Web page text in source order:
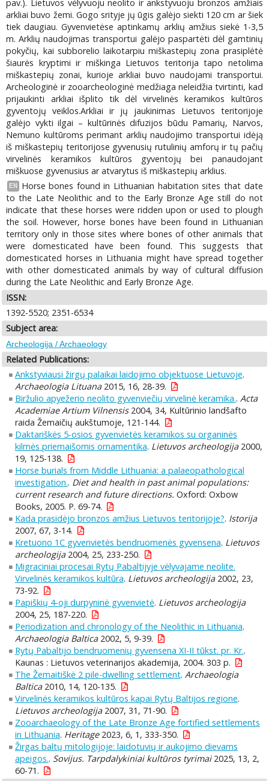
pav.). Lietuvos vėlyvuoju neolito ir ankstyvuoju bronzos amžiais
arkliai buvo žemi. Gogo srityje jų ūgis galėjo siekti 120 cm ar šiek
tiek daugiau. Gyvenvietėse aptinkamų arklių amžius siekė 1-3,5
m. Arklių naudojimas transportui galėjo paspartėti dėl gamtinių
pokyčių, kai subborelio laikotarpiu miškastepių zona prasiplėtė
šiaurės kryptimi ir miškinga Lietuvos teritorija tapo netolima
miškastepių zonai, kurioje arkliai buvo naudojami transportui.
Archeologinė ir zooarcheologinė medžiaga neleidžia tvirtinti, kad
prijaukinti arkliai išplito tik dėl virvelinės keramikos kultūros
gyventojų veiklos.Arkliai ir jų jaukinimas Lietuvos teritorijoje
galėjo vykti ilgai – kultūrinės difuzijos būdu Pamarių, Narvos,
Nemuno kultūroms perimant arklių naudojimo transportui idėją
iš miškastepių teritorijose gyvenusių rutulinių amforų ir tų pačių
virvelinės keramikos kultūros gyventojų bei panaudojant
miškuose gyvenusius ar atvarytus iš miškastepių arklius.
EN
Horse bones found in Lithuanian habitation sites that date
to the Late Neolithic and to the Early Bronze Age still do not
indicate that these horses were ridden upon or used to plough
the soil. However, horse bones have been found in Lithuanian
territory only in those sites where bones of other animals that
were domesticated have been found. This suggests that
domesticated horses in Lithuania might have spread together
with other domesticated animals by way of cultural diffusion
during the Late Neolithic and Early Bronze Age.
ISSN:
1392-5520; 2351-6534
Subject area:
Archeologija / Archaeology
Related Publications:
Ankstyviausi žirgų palaikai laidojimo objektuose Lietuvoje.
Archaeologia Lituana2015, 16, 28-39.
Biržulio apyežerio neolito gyvenviečių virvelinė keramika.. Acta
Academiae Artium Vilnensis2004, 34, Kultūrinio landšafto
raida Žemaičių aukštumoje, 121-144.
Daktariškės 5-osios gyvenvietės keramikos su organinės
kilmės priemaišomis ornamentika. Lietuvos archeologija2000,
19, 125-138.
Horse burials from Middle Lithuania: a palaeopathological
investigation.. Diet and health in past animal populations:
current research and future directions. Oxford: Oxbow
Books, 2005. P. 69-74.
Kada prasidėjo bronzos amžius Lietuvos teritorijoje?. Istorija
2007, 67, 3-14.
Kretuono 1C gyvenvietės bendruomenės gyvensena. Lietuvos
archeologija2004, 25, 233-250.
Migraciniai procesai Rytų Pabaltijyje vėlyvajame neolite.
Virvelinės keramikos kultūra. Lietuvos archeologija2002, 23,
73-92.
Papiškių 4-oji durpyninė gyvenvietė. Lietuvos archeologija
2004, 25, 187-220.
Periodization and chronology of the Neolithic in Lithuania.
Archaeologia Baltica2002, 5, 9-39.
Rytų Pabaltijo bendruomenių gyvensena XI-II tūkst. pr. Kr..
Kaunas : Lietuvos veterinarijos akademija, 2004. 303 p.
The Žemaitiškė 2 pile-dwelling settlement. Archaeologia
Baltica2010, 14, 120-135.
Virvelinės keramikos kultūros kapai Rytų Baltijos regione.
Lietuvos archeologija2007, 31, 71-90.
Zooarchaeology of the Late Bronze Age fortified settlements
in Lithuania. Heritage2023, 6, 1, 333-350.
Žirgas baltų mitologijoje: laidotuvių ir aukojimo dievams
apeigos.. Sovijus. Tarpdalykiniai kultūros tyrimai2025, 13, 2,
60-71.